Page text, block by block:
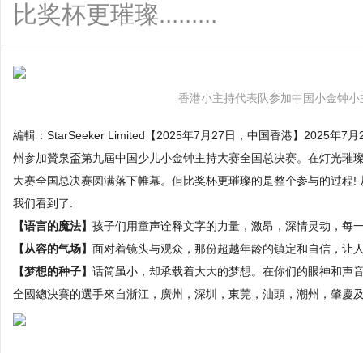
比奖杯更璀璨.........
香港小主持代表队参加中国小金钟
編輯：StarSeeker Limited【2025年7月27日，中国香港】2025年7
州参加贊泉盃第九屆中国少儿小金钟主持大赛全国总决赛。在灯光璀
大赛全国总决赛圆满落下帷幕。但比奖杯更璀璨的是整个参与的过
我们看到了:
【语言的魔法】 孩子们用童声诠释文字的力量，激昂，深情灵动，每
【从容的气场】 面对着镜头与观众，那份超越年龄的镇定和自信，让
【梦想的种子】 话筒虽小，却承载着大大的梦想。在你们的眼神和声
全國總決賽的選手來自浙江，廣州，深圳，東莞，汕頭，潮州，肇慶